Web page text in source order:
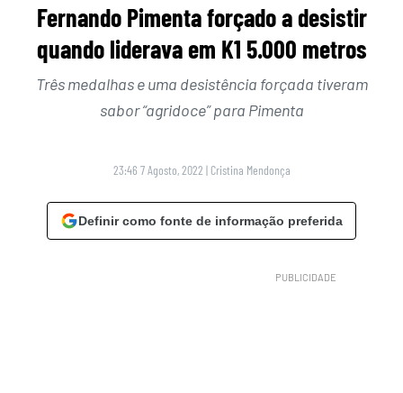
Fernando Pimenta forçado a desistir
quando liderava em K1 5.000 metros
Três medalhas e uma desistência forçada tiveram
sabor “agridoce” para Pimenta
23:46 7 Agosto, 2022 | Cristina Mendonça
Definir como fonte de informação preferida